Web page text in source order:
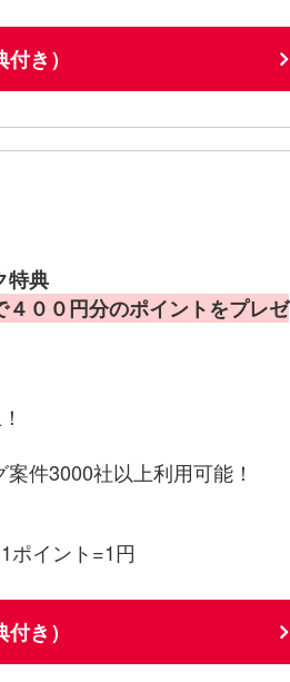
き）
特典
４００円分のポイントをプレゼ
件3000社以上利用可能！
ポイント=1円
き）